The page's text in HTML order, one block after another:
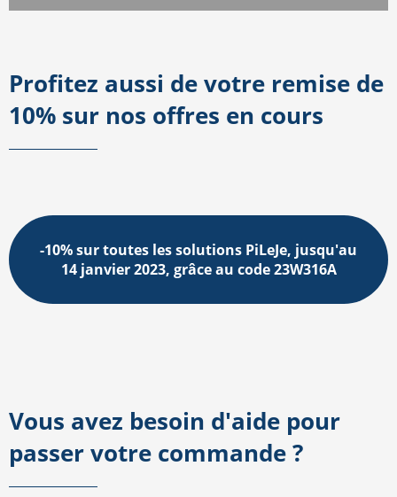
Profitez aussi de votre remise de
10% sur nos offres en cours
-10% sur toutes les solutions PiLeJe, jusqu'au
14 janvier 2023, grâce au code 23W316A
Vous avez besoin d'aide pour
passer votre commande ?